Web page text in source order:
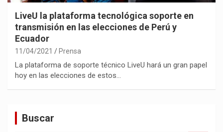
LiveU la plataforma tecnológica soporte en
transmisión en las elecciones de Perú y
Ecuador
11/04/2021 Prensa
La plataforma de soporte técnico LiveU hará un gran papel
hoy en las elecciones de estos…
Buscar